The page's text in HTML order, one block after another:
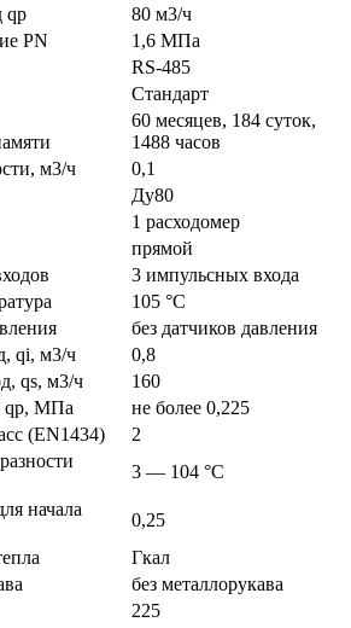
qp
80 м3/ч
PN
1,6 МПа
RS-485
Стандарт
60 месяцев, 184 суток,
1488 часов
м3/ч
0,1
Ду80
1 расходомер
прямой
3 импульсных входа
105 °C
без датчиков давления
qi, м3/ч
0,8
qs, м3/ч
160
qp, МПа
не более 0,225
(EN1434)
2
3 — 104 °C
начала
0,25
Гкал
без металлорукава
225